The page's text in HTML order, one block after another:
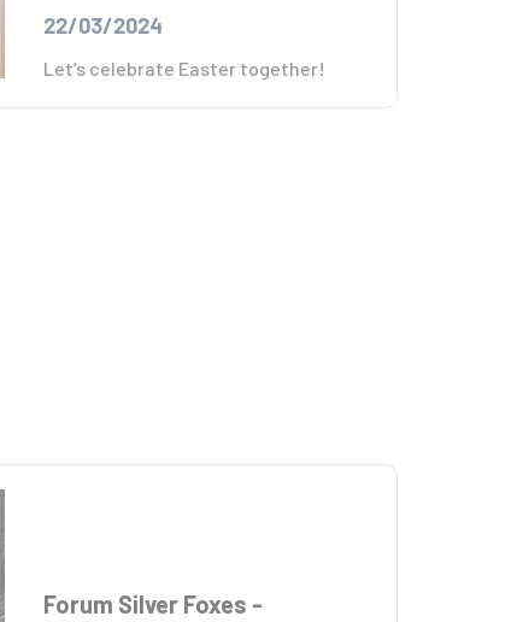
22/03/2024
Let’s celebrate Easter together!
Forum Silver Foxes -